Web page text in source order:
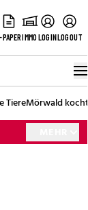
PAPERIMMOLOGINLOGOUT
TiereMörwald kocht